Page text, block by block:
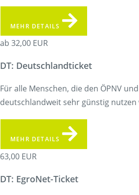
MEHR DETAILS
ab 32,00 EUR
DT: Deutschlandticket
Für alle Menschen, die den ÖPNV und
deutschlandweit sehr günstig nutzen
MEHR DETAILS
63,00 EUR
DT: EgroNet-Ticket